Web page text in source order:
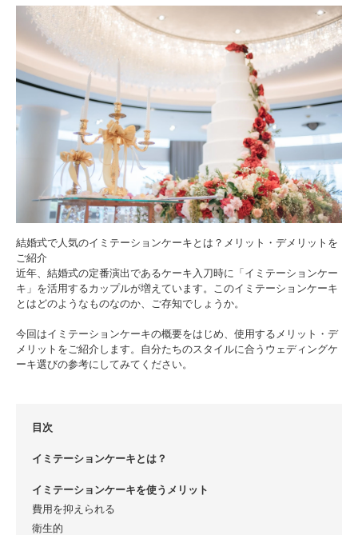
結婚式で人気のイミテーションケーキとは？メリット・デメリットを
ご紹介
近年、結婚式の定番演出であるケーキ入刀時に「イミテーションケー
キ」を活用するカップルが増えています。このイミテーションケーキ
とはどのようなものなのか、ご存知でしょうか。
今回はイミテーションケーキの概要をはじめ、使用するメリット・デ
メリットをご紹介します。自分たちのスタイルに合うウェディングケ
ーキ選びの参考にしてみてください。
目次
イミテーションケーキとは？
イミテーションケーキを使うメリット
費用を抑えられる
衛生的